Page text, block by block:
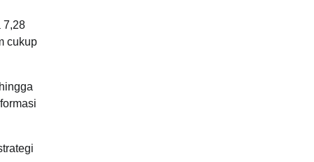
7,28
cukup